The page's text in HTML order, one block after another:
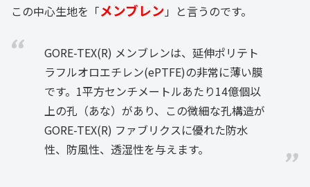
この中心生地を「メンブレン 」と言うのです。
GORE-TEX(R) メンブレンは、延伸ポリテト
ラフルオロエチレン(ePTFE)の非常に薄い膜
です。1平方センチメートルあたり14億個以
上の孔（あな）があり、この微細な孔構造が
GORE-TEX(R) ファブリクスに優れた防水
性、防風性、透湿性を与えます。